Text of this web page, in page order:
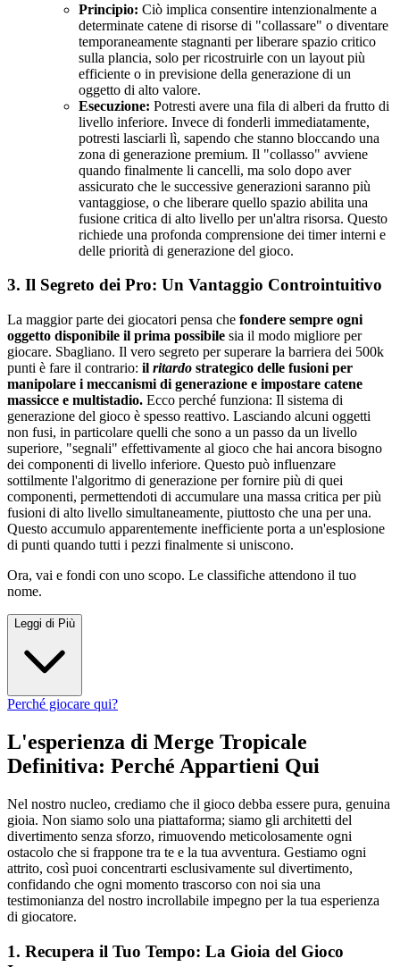
Principio: Ciò implica consentire intenzionalmente a
determinate catene di risorse di "collassare" o diventare
temporaneamente stagnanti per liberare spazio critico
sulla plancia, solo per ricostruirle con un layout più
efficiente o in previsione della generazione di un
oggetto di alto valore.
Esecuzione: Potresti avere una fila di alberi da frutto di
livello inferiore. Invece di fonderli immediatamente,
potresti lasciarli lì, sapendo che stanno bloccando una
zona di generazione premium. Il "collasso" avviene
quando finalmente li cancelli, ma solo dopo aver
assicurato che le successive generazioni saranno più
vantaggiose, o che liberare quello spazio abilita una
fusione critica di alto livello per un'altra risorsa. Questo
richiede una profonda comprensione dei timer interni e
delle priorità di generazione del gioco.
3. Il Segreto dei Pro: Un Vantaggio Controintuitivo
La maggior parte dei giocatori pensa che fondere sempre ogni
oggetto disponibile il prima possibile sia il modo migliore per
giocare. Sbagliano. Il vero segreto per superare la barriera dei 500k
punti è fare il contrario: il ritardo strategico delle fusioni per
manipolare i meccanismi di generazione e impostare catene
massicce e multistadio. Ecco perché funziona: Il sistema di
generazione del gioco è spesso reattivo. Lasciando alcuni oggetti
non fusi, in particolare quelli che sono a un passo da un livello
superiore, "segnali" effettivamente al gioco che hai ancora bisogno
dei componenti di livello inferiore. Questo può influenzare
sottilmente l'algoritmo di generazione per fornire più di quei
componenti, permettendoti di accumulare una massa critica per più
fusioni di alto livello simultaneamente, piuttosto che una per una.
Questo accumulo apparentemente inefficiente porta a un'esplosione
di punti quando tutti i pezzi finalmente si uniscono.
Ora, vai e fondi con uno scopo. Le classifiche attendono il tuo
nome.
Leggi di Più
Perché giocare qui?
L'esperienza di Merge Tropicale
Definitiva: Perché Appartieni Qui
Nel nostro nucleo, crediamo che il gioco debba essere pura, genuina
gioia. Non siamo solo una piattaforma; siamo gli architetti del
divertimento senza sforzo, rimuovendo meticolosamente ogni
ostacolo che si frappone tra te e la tua avventura. Gestiamo ogni
attrito, così puoi concentrarti esclusivamente sul divertimento,
confidando che ogni momento trascorso con noi sia una
testimonianza del nostro incrollabile impegno per la tua esperienza
di giocatore.
1. Recupera il Tuo Tempo: La Gioia del Gioco